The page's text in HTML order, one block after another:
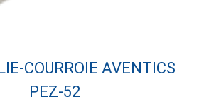
COURROIE AVENTICS
PEZ-52